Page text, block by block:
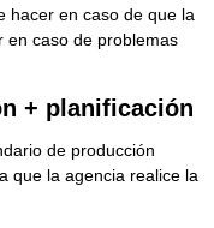
hacer en caso de que la
en caso de problemas
+ planificación
de producción
que la agencia realice la